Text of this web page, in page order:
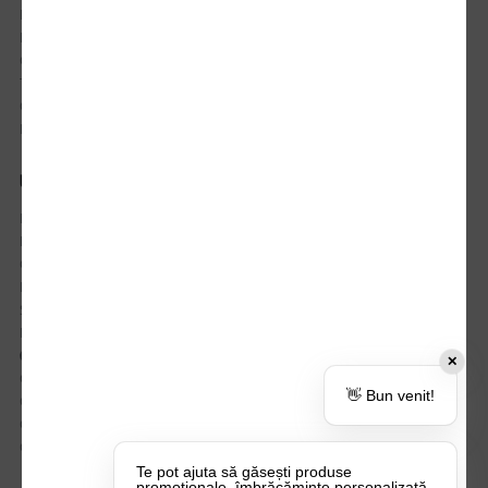
Istoric comenzi
Mostre si Conditii Retur Marfa
Cum comanzi
Termen de livrare
Costuri de livrare
Politica de returnare a produselor
UTILE
Despre Noi
Echipa Update Advertising
CSR si Implicare sociala
Branduri partenere
Suport dedicat si Intrebari frecvente
BLOG – Promo Tips&Tricks
Certificari si Sustenabilitate
Cariere la Update Advertising
CATALOAGE
Contactează-ne
✕
👋 Bun venit!
Te pot ajuta să găsești produse